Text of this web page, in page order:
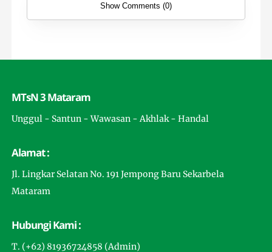
Show Comments (0)
MTsN 3 Mataram
Unggul - Santun - Wawasan - Akhlak - Handal
Alamat :
Jl. Lingkar Selatan No. 191 Jempong Baru Sekarbela
Mataram
Hubungi Kami :
T. (+62) 81936724858 (Admin)